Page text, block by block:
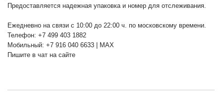
Предоставляется надежная упаковка и номер для отслеживания.
Ежедневно на связи с 10:00 до 22:00 ч. по московскому времени.
Телефон: +7 499 403 1882
Мобильный: +7 916 040 6633 | MAX
Пишите в чат на сайте